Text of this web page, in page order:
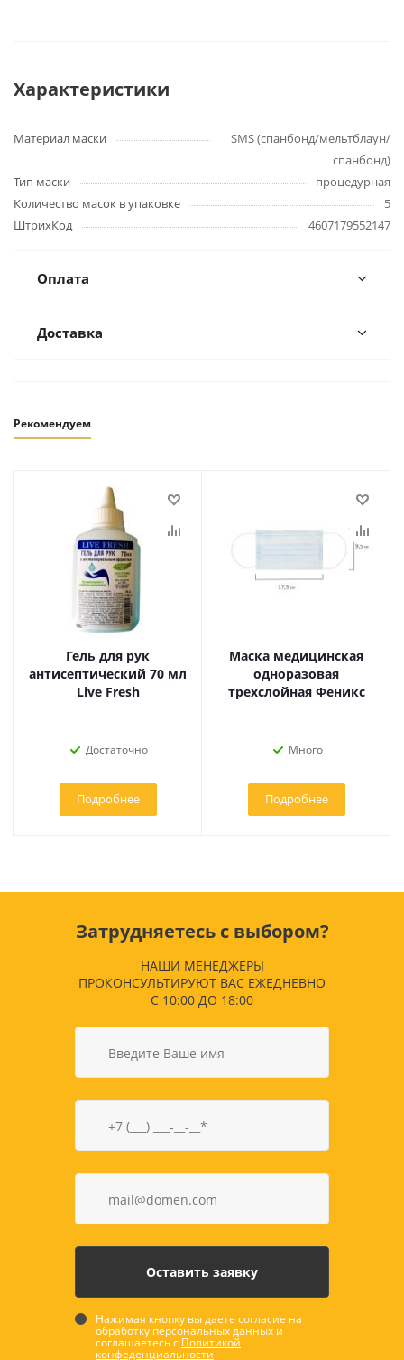
Характеристики
Материал маски
SMS (спанбонд/мельтблаун/
спанбонд)
Тип маски
процедурная
Количество масок в упаковке
5
ШтрихКод
4607179552147
Оплата
Доставка
Рекомендуем
Гель для рук
антисептический 70 мл
Live Fresh
Достаточно
Подробнее
Маска медицинская
одноразовая
трехслойная Феникс
Много
Подробнее
Затрудняетесь с выбором?
НАШИ МЕНЕДЖЕРЫ
ПРОКОНСУЛЬТИРУЮТ ВАС ЕЖЕДНЕВНО
С 10:00 ДО 18:00
Нажимая кнопку вы даете согласие на
обработку персональных данных и
соглашаетесь с Политикой
конфеденциальности